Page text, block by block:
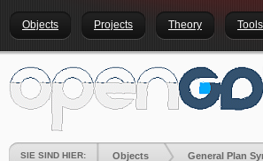
Objects Projects Theory Tools
SIE SIND HIER: Objects General Plan